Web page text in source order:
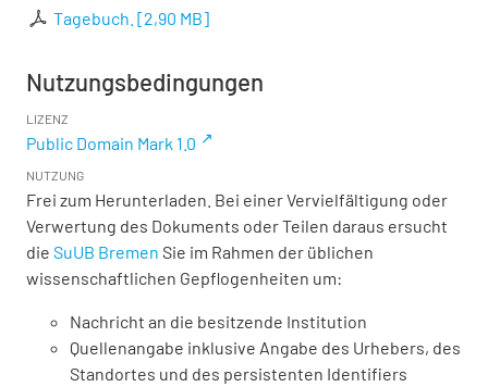
Tagebuch. [2,90 MB]
Nutzungsbedingungen
LIZENZ
Public Domain Mark 1.0
NUTZUNG
Frei zum Herunterladen. Bei einer Vervielfältigung oder
Verwertung des Dokuments oder Teilen daraus ersucht
die SuUB Bremen Sie im Rahmen der üblichen
wissenschaftlichen Gepflogenheiten um:
Nachricht an die besitzende Institution
Quellenangabe inklusive Angabe des Urhebers, des
Standortes und des persistenten Identifiers